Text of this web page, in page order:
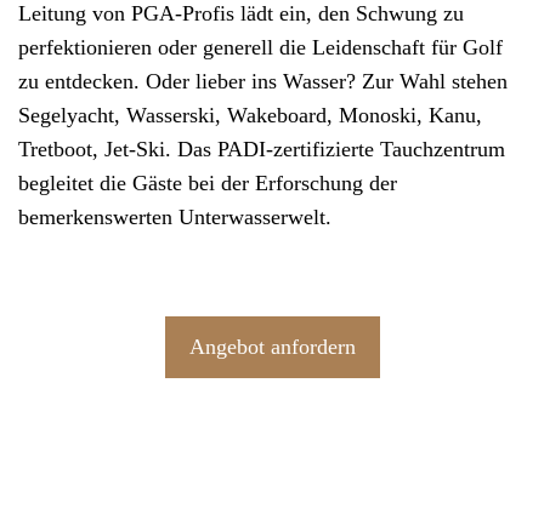
Leitung von PGA-Profis lädt ein, den Schwung zu
perfektionieren oder generell die Leidenschaft für Golf
zu entdecken. Oder lieber ins Wasser? Zur Wahl stehen
Segelyacht, Wasserski, Wakeboard, Monoski, Kanu,
Tretboot, Jet-Ski. Das PADI-zertifizierte Tauchzentrum
begleitet die Gäste bei der Erforschung der
bemerkenswerten Unterwasserwelt.
Angebot anfordern